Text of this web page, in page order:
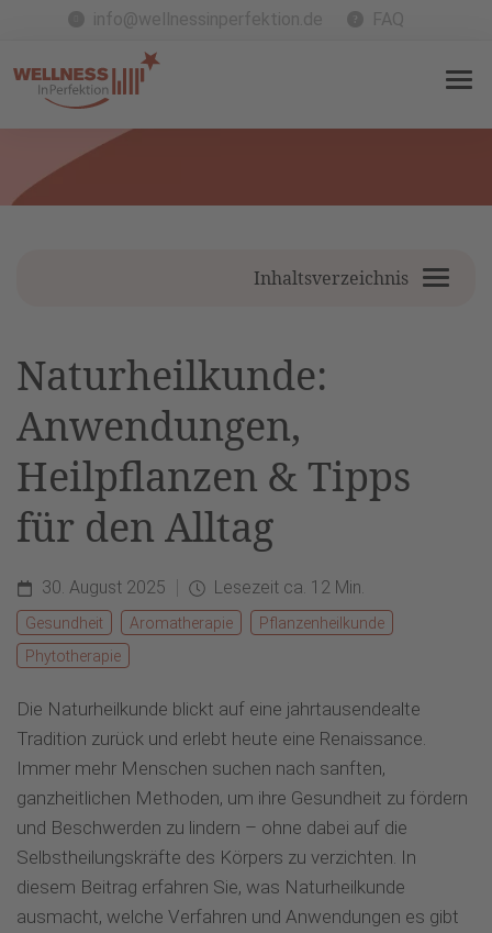
info@wellnessinperfektion.de FAQ
Inhaltsverzeichnis
Naturheilkunde:
Anwendungen,
Heilpflanzen & Tipps
für den Alltag
30. August 2025 Lesezeit ca. 12 Min.
Gesundheit Aromatherapie
Pflanzenheilkunde
Phytotherapie
Die Naturheilkunde blickt auf eine jahrtausendealte
Tradition zurück und erlebt heute eine Renaissance.
Immer mehr Menschen suchen nach sanften,
ganzheitlichen Methoden, um ihre Gesundheit zu fördern
und Beschwerden zu lindern – ohne dabei auf die
Selbstheilungskräfte des Körpers zu verzichten. In
diesem Beitrag erfahren Sie, was Naturheilkunde
ausmacht, welche Verfahren und Anwendungen es gibt